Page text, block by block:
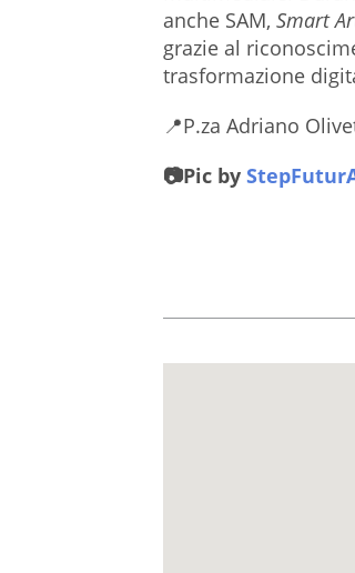
anche SAM, Smart
grazie al
trasformazione
📍P.za Adriano
📷Pic by